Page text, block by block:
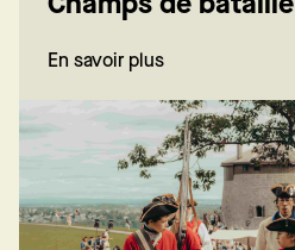
En savoir plus